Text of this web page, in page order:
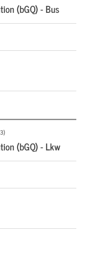
(bGQ) - Bus
(bGQ) - Lkw